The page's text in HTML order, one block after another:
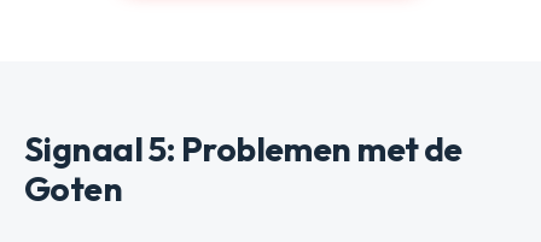
Signaal 5: Problemen met de
Goten